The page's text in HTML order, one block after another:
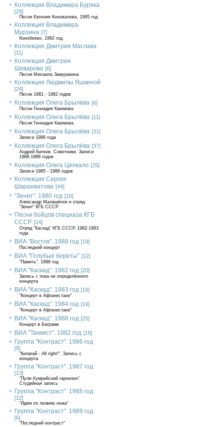
Коллекция Владимира Буряка
[29]
Песни Евгения Коновалова, 1995 год
Коллекция Владимира
Мурзина [7]
Конобеево. 1992 год.
Коллекция Дмитрия Маслака
[11]
Коллекция Дмитрия
Шеварова [6]
Песни Михаила Замуракина
Коллекция Людмилы Яшкиной
[24]
Песни 1981 - 1982 годов
Коллекция Олега Брылёва [6]
Песни Геннадия Каюмова
Коллекция Олега Брылёва [11]
Песни Геннадия Каюмова.
Коллекция Олега Брылёва [31]
Записи 1988 года
Коллекция Олега Брылёва [37]
Андрей Битков. Советники. Записи
1986-1988 годов
Коллекция Олега Цепкало [25]
Записи 1985 - 1986 годов
Коллекция Сергея
Шарахматова [44]
"Зенит". 1980 год [16]
Александр Малашёнок и отряд
"Зенит" КГБ СССР
Песни бойцов спецназа КГБ
СССР [24]
Отряд "Каскад" КГБ СССР, 1982-1983
года
ВИА "Восток". 1988 год [19]
Последний концерт
ВИА "Голубые береты" [12]
"Память". 1988 год
ВИА "Каскад". 1982 год [20]
Запись с пока не определённого
концерта
ВИА "Каскад". 1983 год [16]
"Концерт в Афганистане"
ВИА "Каскад". 1984 год [16]
"Концерт в Афганистане"
ВИА "Каскад". 1988 год [25]
Концерт в Баграме
ВИА "Танкист". 1982 год [19]
Группа "Контраст". 1986 год
[9]
"Килагай - All right!". Запись с
концерта
Группа "Контраст". 1987 год
[13]
"Пули-Хумрийский гарнизон".
Студийная запись
Группа "Контраст". 1988 год
[12]
"Идём по лезвию ножа"
Группа "Контраст". 1989 год
[6]
"Последний контраст"